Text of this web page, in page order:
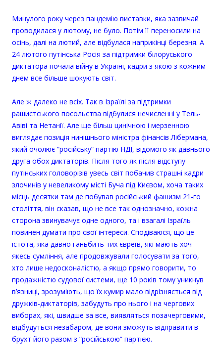
Минулого року через пандемію виставки, яка зазвичай
проводилася у лютому, не було. Потім її переносили на
осінь, далі на лютий, але відбулася наприкінці березня. А
24 лютого путінська Росія за підтримки білоруського
диктатора почала війну в Україні, кадри з якою з кожним
днем все більше шокують світ.
Але ж далеко не всіх. Так в Ізраїлі за підтримки
рашистського посольства відбулися нечисленні у Тель-
Авіві та Нетанії. Але ще більш цинічною і мерзенною
виглядає позиція нинішнього міністра фінансів Лібермана,
який очолює “російську” партію НДІ, відомого як давнього
друга обох диктаторів. Після того як після відступу
путінських головорізів увесь світ побачив страшні кадри
злочинів у невеликому місті Буча під Києвом, хоча таких
місць десятки там де побував російський фашизм 21-го
століття, він сказав, що не все так однозначно, кожна
сторона звинувачує одне одного, та i взагалі Ізраїль
повинен думати про свої інтереси. Сподіваюся, що це
істота, яка давно ганьбить тих євреїв, які мають хоч
якесь сумління, але продовжували голосувати за того,
хто лише недосконалістю, а якщо прямо говорити, то
продажністю судової системи, ще 10 років тому уникнув
в’язниці, зрозуміють, що їх кумир мало відрізняється від
дружків-диктаторів, забудуть про нього і на чергових
виборах, які, швидше за все, виявляться позачерговими,
відбудуться незабаром, де вони зможуть відправити в
брухт його разом з “російською” партією.